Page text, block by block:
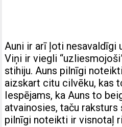
Auni ir arī ļoti nesavaldīgi
Viņi ir viegli
stihiju. Auns pilnīgi
aizskart citu cilvēku, kas
Iespējams, ka Auns to
atvainosies, taču
pilnīgi noteikti ir visnotaļ